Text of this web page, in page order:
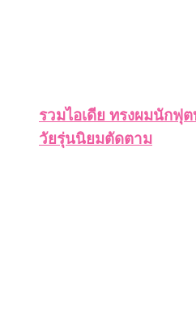
รวมไอเดีย ทรงผมนักฟุ
วัยรุ่นนิยมตัดตาม